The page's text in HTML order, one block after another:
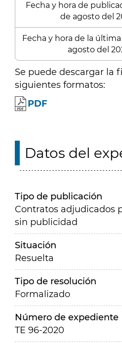
Fecha y hora de
de agosto del
Fecha y hora de la
agosto del
Se puede descargar la
siguientes formatos:
PDF
Datos del
Tipo de publicación
Contratos adjudicados
sin publicidad
Situación
Resuelta
Tipo de resolución
Formalizado
Número de expediente
TE 96-2020